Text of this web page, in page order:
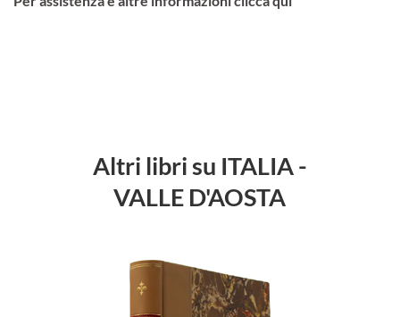
Altri libri su ITALIA -
VALLE D'AOSTA